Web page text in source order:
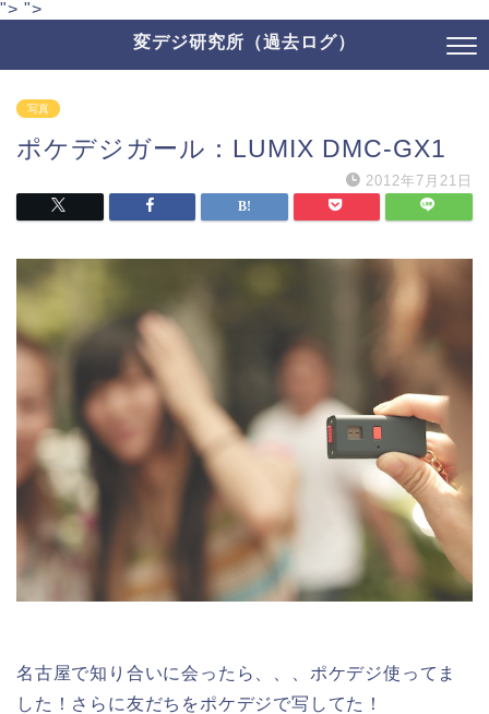
"> ">
変デジ研究所（過去ログ）
写真
ポケデジガール：LUMIX DMC-GX1
2012年7月21日
名古屋で知り合いに会ったら、、、ポケデジ使ってま
した！さらに友だちをポケデジで写してた！